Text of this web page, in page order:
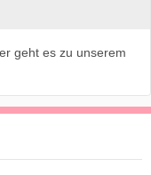
geht es zu unserem